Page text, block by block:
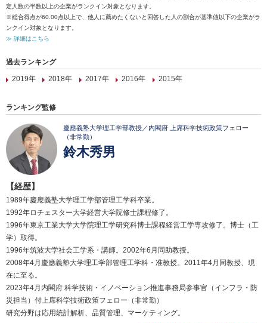
定人数の半数以上の企業がランクイン対象となります。
※総合得点が60.00点以上で、他人に薦めたくないと回答した人の割合が基準値以下の企業がラ
ンクイン対象となります。
≫ 詳細はこちら
過去ランキング
2019年
2018年 2017年 2016年 2015年
ランキング監修
慶應義塾大学理工学部教授／内閣府 上席科学技術政策フェロー
（非常勤）
鈴木秀男
【経歴】
1989年慶應義塾大学理工学部管理工学科卒業。
1992年ロチェスター大学経営大学院修士課程修了。
1996年東京工業大学大学院理工学研究科博士課程経営工学専攻修了。博士（工
学）取得。
1996年筑波大学社会工学系・講師。2002年6月同助教授。
2008年4月慶應義塾大学理工学部管理工学科・准教授。2011年4月同教授、現
在に至る。
2023年4月内閣府 科学技術・イノベーション推進事務局参事官（インフラ・防
災担当）付上席科学技術政策フェロー（非常勤）
研究分野は応用統計解析、品質管理、マーケティング。